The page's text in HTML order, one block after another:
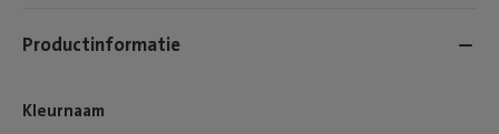
Productinformatie
Kleurnaam